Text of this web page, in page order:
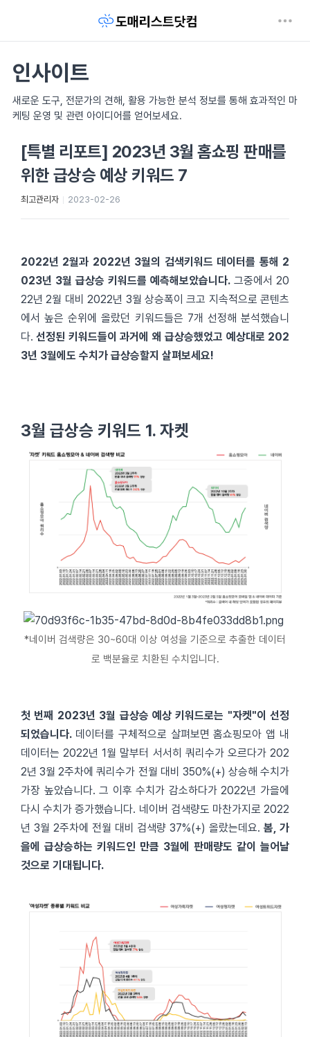
인사이트
새로운 도구, 전문가의 견해, 활용 가능한 분석 정보를 통해 효과적인 마
케팅 운영 및 관련 아이디어를 얻어보세요.
[특별 리포트] 2023년 3월 홈쇼핑 판매를
위한 급상승 예상 키워드 7
최고관리자 2023-02-26
2022년 2월과 2022년 3월의 검색키워드 데이터를 통해 2
023년 3월 급상승 키워드를 예측해보았습니다. 그중에서 20
22년 2월 대비 2022년 3월 상승폭이 크고 지속적으로 콘텐츠
에서 높은 순위에 올랐던 키워드들은 7개 선정해 분석했습니
다.선정된 키워드들이 과거에 왜 급상승했었고 예상대로 202
3년 3월에도 수치가 급상승할지 살펴보세요!
3월 급상승 키워드 1. 자켓
*네이버 검색량은 30~60대 이상 여성을 기준으로 추출한 데이터
로 백분율로 치환된 수치입니다.
첫 번째 2023년 3월 급상승 예상 키워드로는 "자켓"이 선정
되었습니다. 데이터를 구체적으로 살펴보면 홈쇼핑모아 앱 내
데이터는 2022년 1월 말부터 서서히 쿼리수가 오르다가 202
2년 3월 2주차에 쿼리수가 전월 대비 350%(+) 상승해 수치가
가장 높았습니다. 그 이후 수치가 감소하다가 2022년 가을에
다시 수치가 증가했습니다. 네이버 검색량도 마찬가지로 2022
년 3월 2주차에 전월 대비 검색량 37%(+) 올랐는데요.봄, 가
을에 급상승하는 키워드인 만큼 3월에 판매량도 같이 늘어날
것으로 기대됩니다.